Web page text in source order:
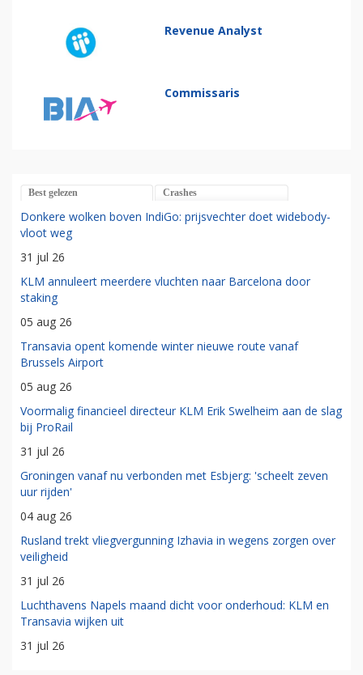
Revenue Analyst
Commissaris
Best gelezen Crashes
Donkere wolken boven IndiGo: prijsvechter doet widebody-
vloot weg
31 jul 26
KLM annuleert meerdere vluchten naar Barcelona door
staking
05 aug 26
Transavia opent komende winter nieuwe route vanaf
Brussels Airport
05 aug 26
Voormalig financieel directeur KLM Erik Swelheim aan de slag
bij ProRail
31 jul 26
Groningen vanaf nu verbonden met Esbjerg: 'scheelt zeven
uur rijden'
04 aug 26
Rusland trekt vliegvergunning Izhavia in wegens zorgen over
veiligheid
31 jul 26
Luchthavens Napels maand dicht voor onderhoud: KLM en
Transavia wijken uit
31 jul 26